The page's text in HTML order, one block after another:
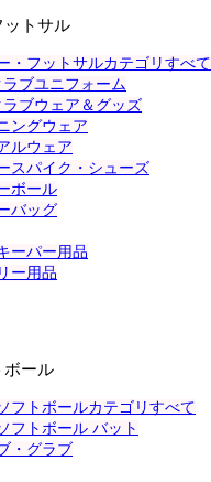
ットサル
・フットサルカテゴリすべて
ラブユニフォーム
ラブウェア＆グッズ
ングウェア
ルウェア
スパイク・シューズ
ボール
バッグ
ーパー用品
ー用品
ボール
フトボールカテゴリすべて
フトボール バット
・グラブ